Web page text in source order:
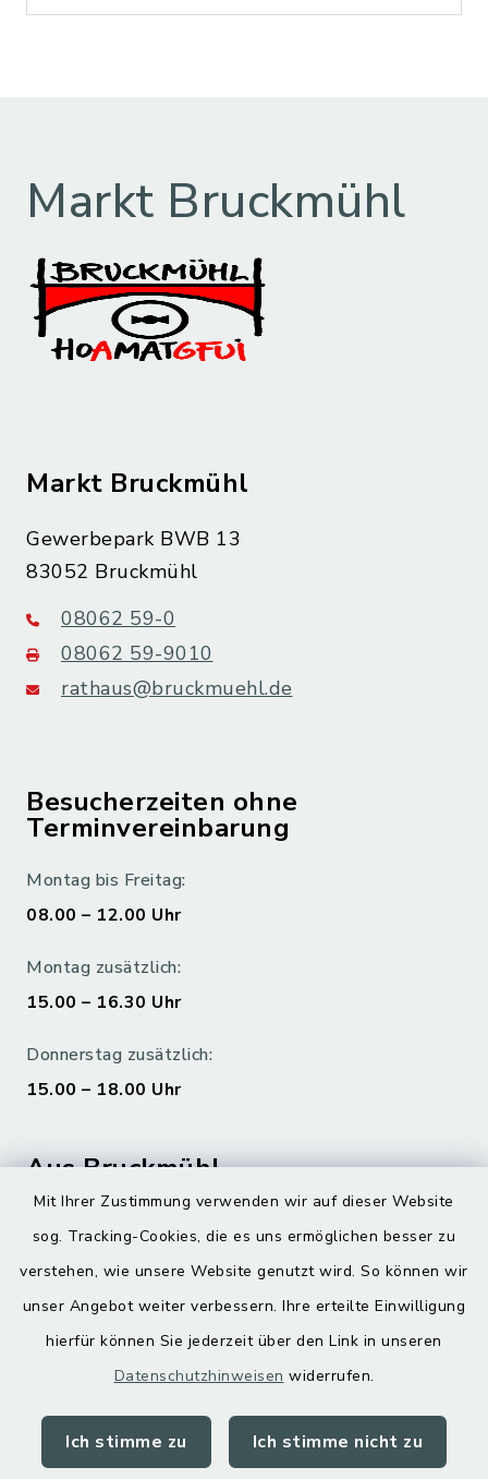
Mit Ihrer Zustimmung verwenden wir auf dieser Website
sog. Tracking-Cookies, die es uns ermöglichen besser zu
verstehen, wie unsere Website genutzt wird. So können wir
unser Angebot weiter verbessern. Ihre erteilte Einwilligung
hierfür können Sie jederzeit über den Link in unseren
Datenschutzhinweisen widerrufen.
Ich stimme zu Ich stimme nicht zu
Markt Bruckmühl
Markt Bruckmühl
Gewerbepark BWB 13
83052 Bruckmühl
08062 59-0
08062 59-9010
rathaus@bruckmuehl.de
Besucherzeiten ohne
Terminvereinbarung
Montag bis Freitag:
08.00 – 12.00 Uhr
Montag zusätzlich:
15.00 – 16.30 Uhr
Donnerstag zusätzlich:
15.00 – 18.00 Uhr
Aus Bruckmühl
Digitaler Ortsplan
Kontakt